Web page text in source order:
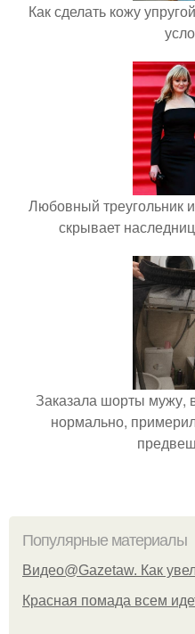
Как сделать кожу
Любовный треугольник
скрывает
Заказала шорты мужу,
нормально,
Популярные материалы
Видео@Gazetaw. Как
Красная помада всем